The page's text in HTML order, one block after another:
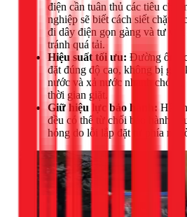
điện cần tuân thủ các tiêu
nghiệp sẽ biết cách siết chặt
đi dây điện gọn gàng và tư
tránh quá tải.
Hiệu suất tối ưu: Đường ống
đặt đúng độ cao, không bị gấp
nước và xả nước nhanh
thời gian giặt.
Giữ hiệu lực bảo hành: Hầu
đều có thể từ chối bảo hành
hỏng do lỗi lắp đặt từ phía